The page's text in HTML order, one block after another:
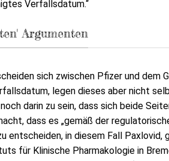
Verfallsdatum.“
Argumenten
sich zwischen Pfizer und dem
legen dieses aber nicht
darin zu sein, dass sich beide
dass es „gemäß der
entscheiden, in diesem Fall Paxlovid,
für Klinische Pharmakologie in